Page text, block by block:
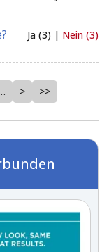
Ja (3) | Nein (3)
> >>